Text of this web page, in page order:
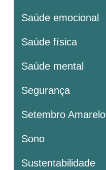
Saúde emocional
Saúde física
Saúde mental
Segurança
Setembro Amarelo
Sono
Sustentabilidade